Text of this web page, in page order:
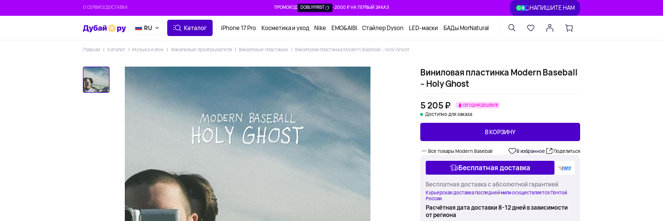
О СЕРВИСЕДОСТАВКА ПРОМОКОД DOBUYFIRST -2000 ₽ НА ПЕРВЫЙ ЗАКАЗ НАПИШИТЕ НАМ
RU Каталог iPhone 17 Pro Косметика и уход Nike EMO&AIBI Стайлер Dyson LED-маски БАДы MorNatural
Главная Каталог Музыка и звук Виниловые проигрыватели Виниловые пластинки Виниловая пластинка Modern Baseball – Holy Ghost
Виниловая пластинка Modern Baseball
– Holy Ghost
5 205 ₽
СЕГОДНЯ ДЕШЕВЛЕ
Доступно для заказа
В КОРЗИНУ
Все товары Modern Baseball В избранное Поделиться
Бесплатная доставка
Бесплатная доставка с абсолютной гарантией
Курьерская доставка последней мили осуществляется Почтой
России
Расчётная дата доставки 8-12 дней в зависимости
от региона